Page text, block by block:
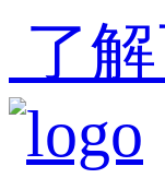
了